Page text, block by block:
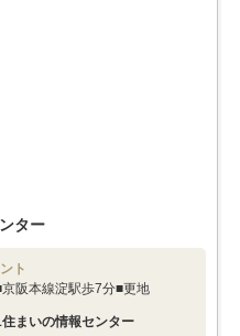
ター
ト
阪本線淀駅歩7分■更地
まいの情報センター